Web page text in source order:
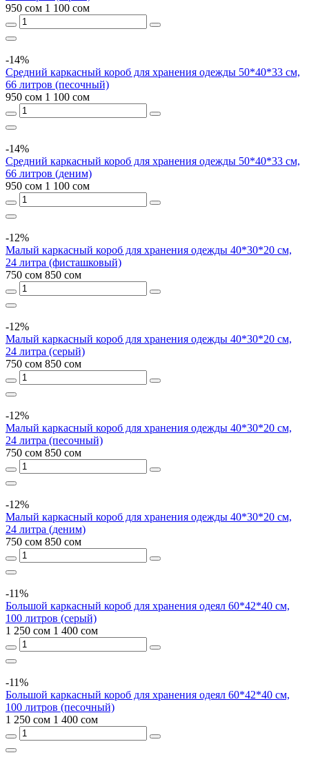
950 сом 1 100 сом
-14%
Средний каркасный короб для хранения одежды 50*40*33 см,
66 литров (песочный)
950 сом 1 100 сом
-14%
Средний каркасный короб для хранения одежды 50*40*33 см,
66 литров (деним)
950 сом 1 100 сом
-12%
Малый каркасный короб для хранения одежды 40*30*20 см,
24 литра (фисташковый)
750 сом 850 сом
-12%
Малый каркасный короб для хранения одежды 40*30*20 см,
24 литра (серый)
750 сом 850 сом
-12%
Малый каркасный короб для хранения одежды 40*30*20 см,
24 литра (песочный)
750 сом 850 сом
-12%
Малый каркасный короб для хранения одежды 40*30*20 см,
24 литра (деним)
750 сом 850 сом
-11%
Большой каркасный короб для хранения одеял 60*42*40 см,
100 литров (серый)
1 250 сом 1 400 сом
-11%
Большой каркасный короб для хранения одеял 60*42*40 см,
100 литров (песочный)
1 250 сом 1 400 сом